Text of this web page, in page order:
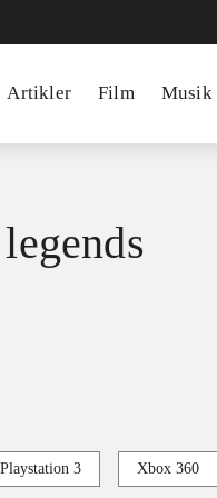
Artikler Film Musik
Playstation 3 Xbox 360